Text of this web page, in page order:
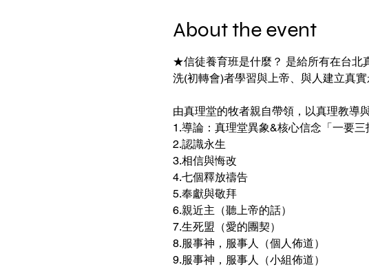
About the event
★信徒養育班是什麼？ 是給所有在台北
洗(初轉會)者學習與上帝、與人建立真
由真理堂的牧者親自帶領，以真理教導
​1.導論：真理堂異象&核心信念「一要三
2.認識永生
3.相信與悔改
4.七個釋放禱告
5.奉獻與敬拜
6.親近主（聽上帝的話）
7.生死盟（愛的團契）
8.服事神，服事人（個人佈道）
9.服事神，服事人（小組佈道）